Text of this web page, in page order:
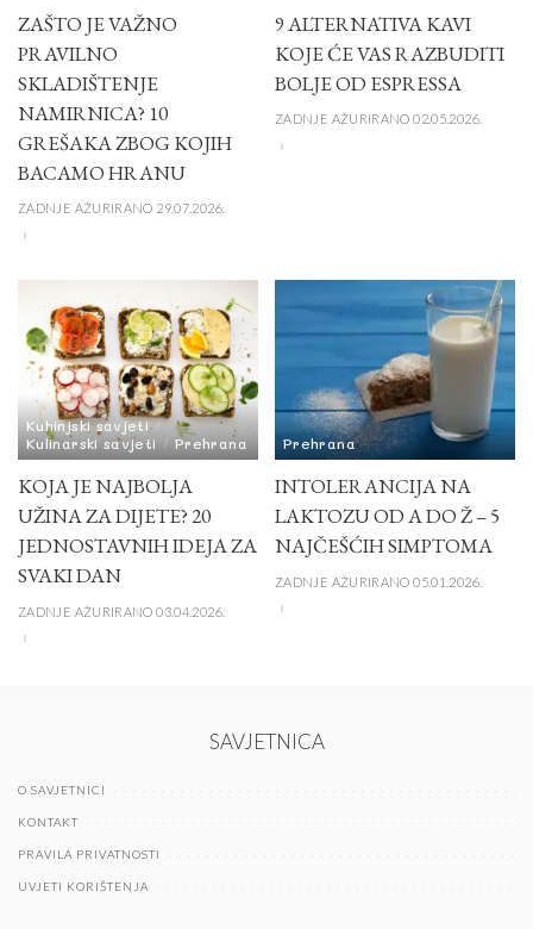
ZAŠTO JE VAŽNO
PRAVILNO
SKLADIŠTENJE
NAMIRNICA? 10
GREŠAKA ZBOG KOJIH
BACAMO HRANU
ZADNJE AŽURIRANO 29.07.2026.
9 ALTERNATIVA KAVI
KOJE ĆE VAS RAZBUDITI
BOLJE OD ESPRESSA
ZADNJE AŽURIRANO 02.05.2026.
Kuhinjski savjeti
Kulinarski savjeti
Prehrana
KOJA JE NAJBOLJA
UŽINA ZA DIJETE? 20
JEDNOSTAVNIH IDEJA ZA
SVAKI DAN
ZADNJE AŽURIRANO 03.04.2026.
Prehrana
INTOLERANCIJA NA
LAKTOZU OD A DO Ž – 5
NAJČEŠĆIH SIMPTOMA
ZADNJE AŽURIRANO 05.01.2026.
SAVJETNICA
O SAVJETNICI
KONTAKT
PRAVILA PRIVATNOSTI
UVJETI KORIŠTENJA